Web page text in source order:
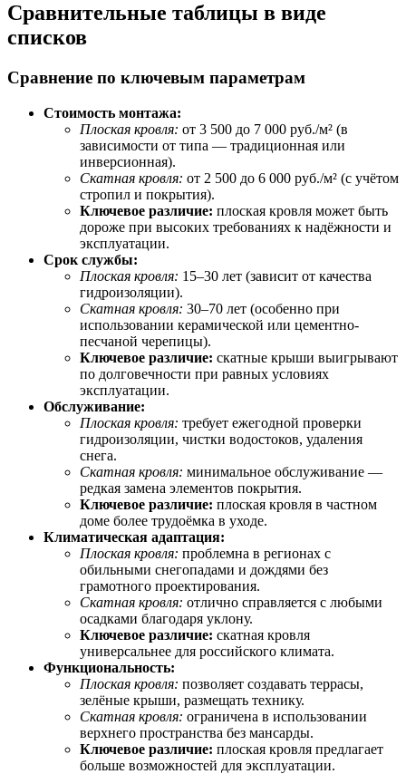
Сравнительные таблицы в виде
списков
Сравнение по ключевым параметрам
Стоимость монтажа:
Плоская кровля: от 3 500 до 7 000 руб./м² (в
зависимости от типа — традиционная или
инверсионная).
Скатная кровля: от 2 500 до 6 000 руб./м² (с учётом
стропил и покрытия).
Ключевое различие: плоская кровля может быть
дороже при высоких требованиях к надёжности и
эксплуатации.
Срок службы:
Плоская кровля: 15–30 лет (зависит от качества
гидроизоляции).
Скатная кровля: 30–70 лет (особенно при
использовании керамической или цементно-
песчаной черепицы).
Ключевое различие: скатные крыши выигрывают
по долговечности при равных условиях
эксплуатации.
Обслуживание:
Плоская кровля: требует ежегодной проверки
гидроизоляции, чистки водостоков, удаления
снега.
Скатная кровля: минимальное обслуживание —
редкая замена элементов покрытия.
Ключевое различие: плоская кровля в частном
доме более трудоёмка в уходе.
Климатическая адаптация:
Плоская кровля: проблемна в регионах с
обильными снегопадами и дождями без
грамотного проектирования.
Скатная кровля: отлично справляется с любыми
осадками благодаря уклону.
Ключевое различие: скатная кровля
универсальнее для российского климата.
Функциональность:
Плоская кровля: позволяет создавать террасы,
зелёные крыши, размещать технику.
Скатная кровля: ограничена в использовании
верхнего пространства без мансарды.
Ключевое различие: плоская кровля предлагает
больше возможностей для эксплуатации.